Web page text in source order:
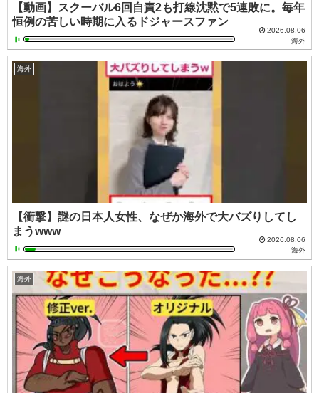
【動画】スクーバル6回自責2も打線沈黙で5連敗に。毎年
恒例の苦しい時期に入るドジャースファン
2026.08.06
海外
海外
【衝撃】謎の日本人女性、なぜか海外で大バズりしてし
まうwww
2026.08.06
海外
海外